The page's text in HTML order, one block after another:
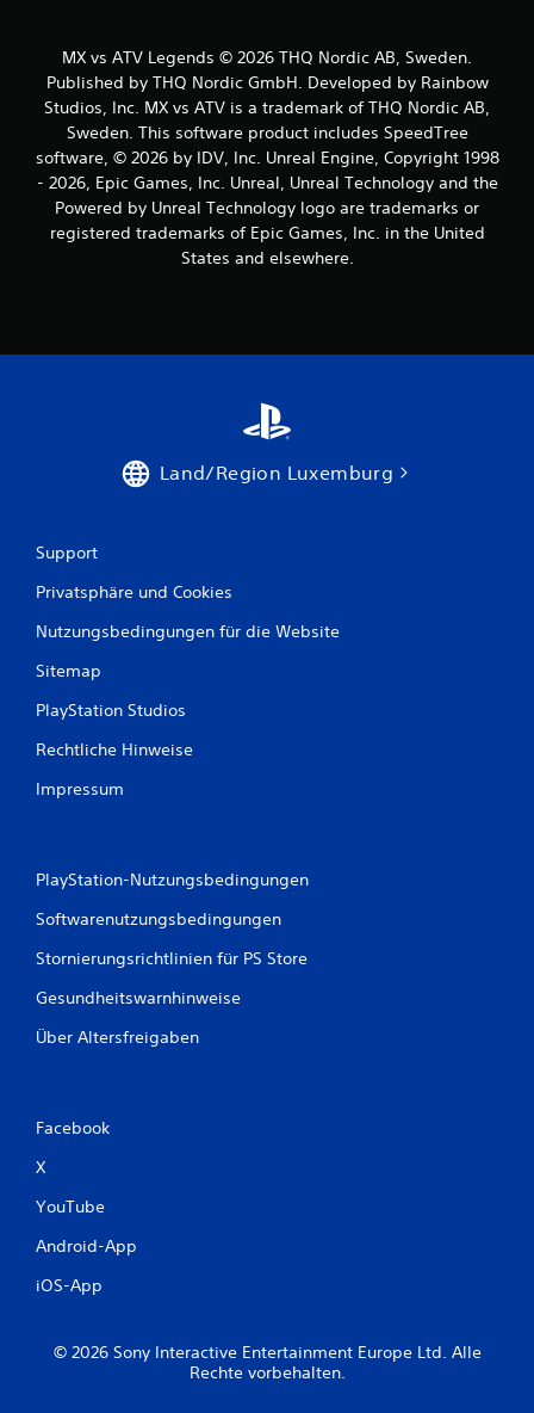
1
B
e
w
MX vs ATV Legends © 2026 THQ Nordic AB, Sweden.
Published by THQ Nordic GmbH. Developed by Rainbow
Studios, Inc. MX vs ATV is a trademark of THQ Nordic AB,
Sweden. This software product includes SpeedTree
software, © 2026 by IDV, Inc. Unreal Engine, Copyright 1998
- 2026, Epic Games, Inc. Unreal, Unreal Technology and the
Powered by Unreal Technology logo are trademarks or
registered trademarks of Epic Games, Inc. in the United
States and elsewhere.
Land/Region Luxemburg
Support
Privatsphäre und Cookies
Nutzungsbedingungen für die Website
Sitemap
PlayStation Studios
Rechtliche Hinweise
Impressum
PlayStation-Nutzungsbedingungen
Softwarenutzungsbedingungen
Stornierungsrichtlinien für PS Store
Gesundheitswarnhinweise
Über Altersfreigaben
Facebook
X
YouTube
Android-App
iOS-App
© 2026 Sony Interactive Entertainment Europe Ltd. Alle
Rechte vorbehalten.